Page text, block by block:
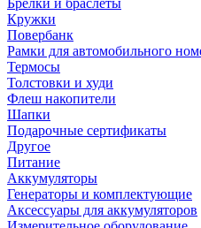
Брелки и браслеты
Кружки
Повербанк
Рамки для автомобильного
Термосы
Толстовки и худи
Флеш накопители
Шапки
Подарочные сертификаты
Другое
Питание
Аккумуляторы
Генераторы и комплектующие
Аксессуары для аккумуляторов